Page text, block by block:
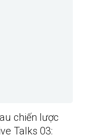
chiến lược
Talks 03: